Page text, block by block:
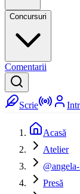
Concursuri
Comentarii
Scrie
Acasă
Atelier
Presă